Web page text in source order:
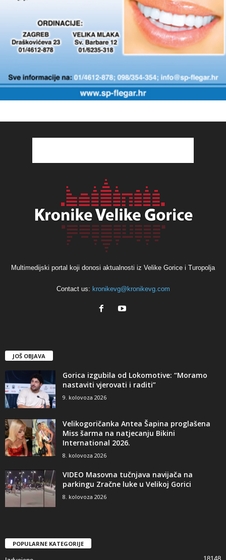
Multimedijski portal koji donosi aktualnosti iz Velike Gorice i Turopolja
Contact us: kronikevg@kronikevg.com
JOŠ OBJAVA
Gorica izgubila od Lokomotive: “Moramo
nastaviti vjerovati i raditi”
9. kolovoza 2026
Velikogoričanka Antea Šapina proglašena
Miss šarma na natjecanju Bikini
International 2026.
8. kolovoza 2026
VIDEO Masovna tučnjava navijača na
parkingu Zračne luke u Velikoj Gorici
8. kolovoza 2026
POPULARNE KATEGORIJE